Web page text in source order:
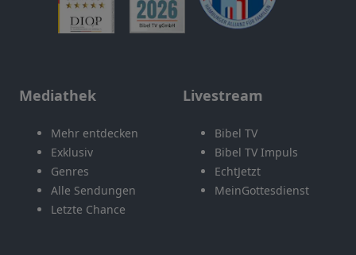
Mediathek
Mehr entdecken
Exklusiv
Genres
Alle Sendungen
Letzte Chance
Livestream
Bibel TV
Bibel TV Impuls
EchtJetzt
MeinGottesdienst